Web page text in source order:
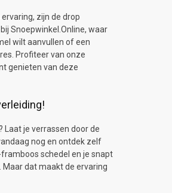
zijn de drop
Snoepwinkel.Online, waar
wilt aanvullen of een
Profiteer van onze
genieten van deze
je verrassen door de
nog en ontdek zelf
schedel en je snapt
dat maakt de ervaring